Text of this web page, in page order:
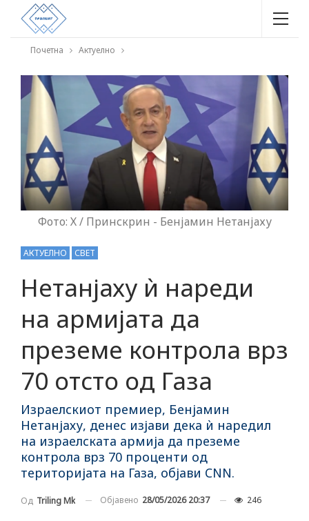
Почетна Актуелно
Фото: Х / Принскрин - Бенјамин Нетанјаху
АКТУЕЛНО СВЕТ
Нетанјаху ѝ нареди
на армијата да
преземе контрола врз
70 отсто од Газа
Израелскиот премиер, Бенјамин
Нетанјаху, денес изјави дека ѝ наредил
на израелската армија да преземе
контрола врз 70 проценти од
територијата на Газа, објави CNN.
Од Triling Mk Објавено 28/05/2026 20:37 246